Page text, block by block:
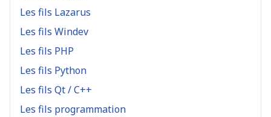
Les fils Lazarus
Les fils Windev
Les fils PHP
Les fils Python
Les fils Qt / C++
Les fils programmation